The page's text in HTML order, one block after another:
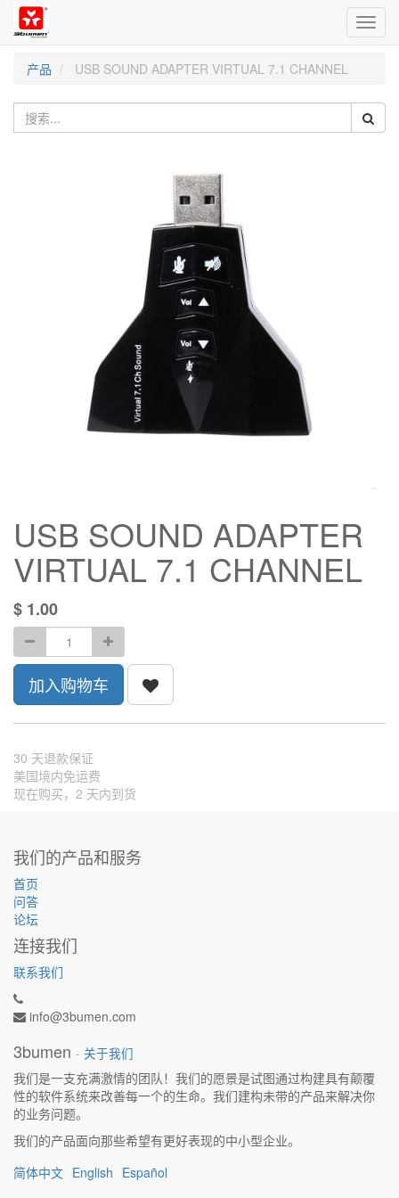
切
换
产品 USB SOUND ADAPTER VIRTUAL 7.1 CHANNEL
USB SOUND ADAPTER
VIRTUAL 7.1 CHANNEL
$ 1.00
加入购物车
30 天退款保证
美国境内免运费
现在购买，2 天内到货
我们的产品和服务
首页
问答
论坛
连接我们
联系我们
info@3bumen.com
3bumen - 关于我们
我们是一支充满激情的团队！我们的愿景是试图通过构建具有颠覆
性的软件系统来改善每一个的生命。我们建构未带的产品来解决你
的业务问题。
我们的产品面向那些希望有更好表现的中小型企业。
简体中文 English Español